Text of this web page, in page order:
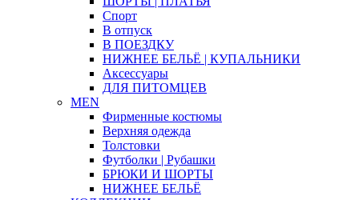
Спорт
В отпуск
В ПОЕЗДКУ
НИЖНЕЕ БЕЛЬЁ | КУПАЛЬНИКИ
Аксессуары
ДЛЯ ПИТОМЦЕВ
MEN
Фирменные костюмы
Верхняя одежда
Толстовки
Футболки | Рубашки
БРЮКИ И ШОРТЫ
НИЖНЕЕ БЕЛЬЁ